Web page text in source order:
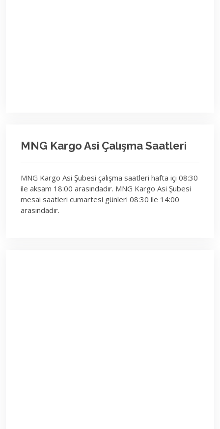
MNG Kargo Asi Çalışma Saatleri
MNG Kargo Asi Şubesi çalışma saatleri hafta içi 08:30
ile aksam 18:00 arasındadır. MNG Kargo Asi Şubesi
mesai saatleri cumartesi günleri 08:30 ile 14:00
arasındadır.